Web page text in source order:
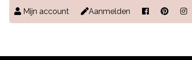
Mijn account Aanmelden